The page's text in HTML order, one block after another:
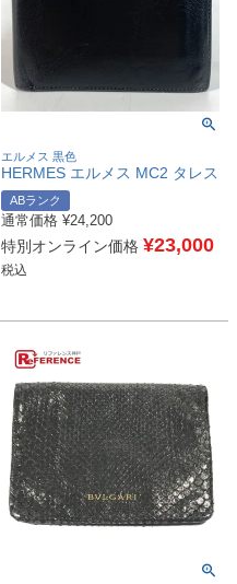
エルメス 黒色
HERMES エルメス MC2 タレス
コンパクトウォレット 2つ折り
財布 レザー ユニセックス ブラ
ック 【中古】
ABランク
通常価格 ¥24,200
特別オンライン価格 ¥23,000
税込